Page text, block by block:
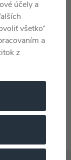
produkty)
účely a
všetko“
a
z